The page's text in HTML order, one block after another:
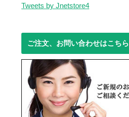
Tweets by Jnetstore4
ご注文、お問い合わせはこちら